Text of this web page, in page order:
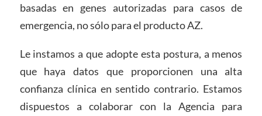
basadas en genes autorizadas para casos de
emergencia, no sólo para el producto AZ.
Le instamos a que adopte esta postura, a menos
que haya datos que proporcionen una alta
confianza clínica en sentido contrario. Estamos
dispuestos a colaborar con la Agencia para